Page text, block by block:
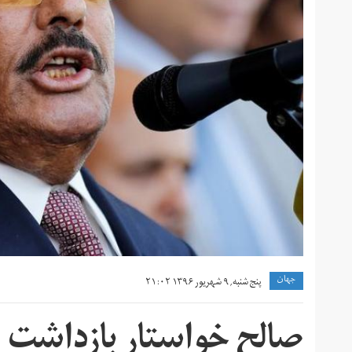
جهان پنج شنبه, ۹ شهریور ۱۳۹۶ ۲۱:۰۲